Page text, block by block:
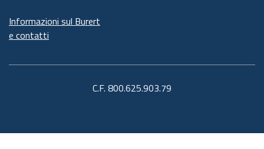
Informazioni sul Burert
e contatti
C.F. 800.625.903.79